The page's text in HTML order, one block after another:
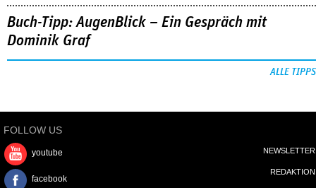
Buch-Tipp: AugenBlick – Ein Gespräch mit
Dominik Graf
ALLE TIPPS
FOLLOW US
youtube
facebook
NEWSLETTER
REDAKTION